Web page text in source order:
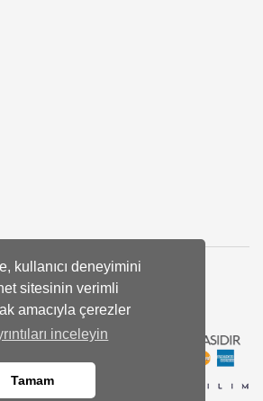
kullanıcı deneyimini
sitesinin verimli
amacıyla çerezler
inceleyin
Tamam